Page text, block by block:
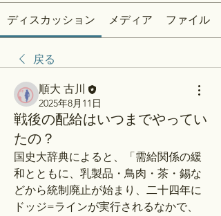
ディスカッション メディア ファイル
戻る
順大 古川
2025年8月11日
戦後の配給はいつまでやってい
たの？
国史大辞典によると、「 需給関係の緩
和とともに、乳製品・鳥肉・茶・錫な
どから統制廃止が始まり、二十四年に
ドッジ=ラインが実行されるなかで、